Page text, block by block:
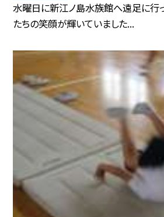
水曜日に新江ノ島水族館へ遠足に行
たちの笑顔が輝いていました...